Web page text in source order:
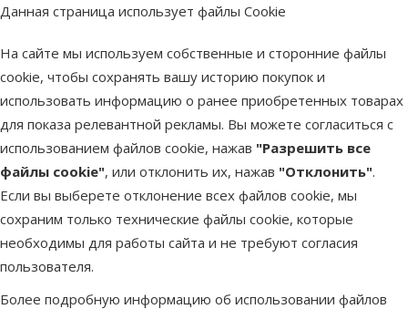
Данная страница использует файлы Cookie
На сайте мы используем собственные и сторонние файлы
cookie, чтобы сохранять вашу историю покупок и
использовать информацию о ранее приобретенных товарах
для показа релевантной рекламы. Вы можете согласиться с
использованием файлов cookie, нажав "Разрешить все
файлы cookie", или отклонить их, нажав "Отклонить".
Если вы выберете отклонение всех файлов cookie, мы
сохраним только технические файлы cookie, которые
необходимы для работы сайта и не требуют согласия
пользователя.
Более подробную информацию об использовании файлов
добавка
Balance for
dogs, 30
120 г
Цена
Недоступно
Бесплатная